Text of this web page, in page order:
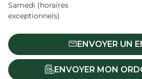
Samedi (horaires
exceptionnels)
ENVOYER UN
ENVOYER MON